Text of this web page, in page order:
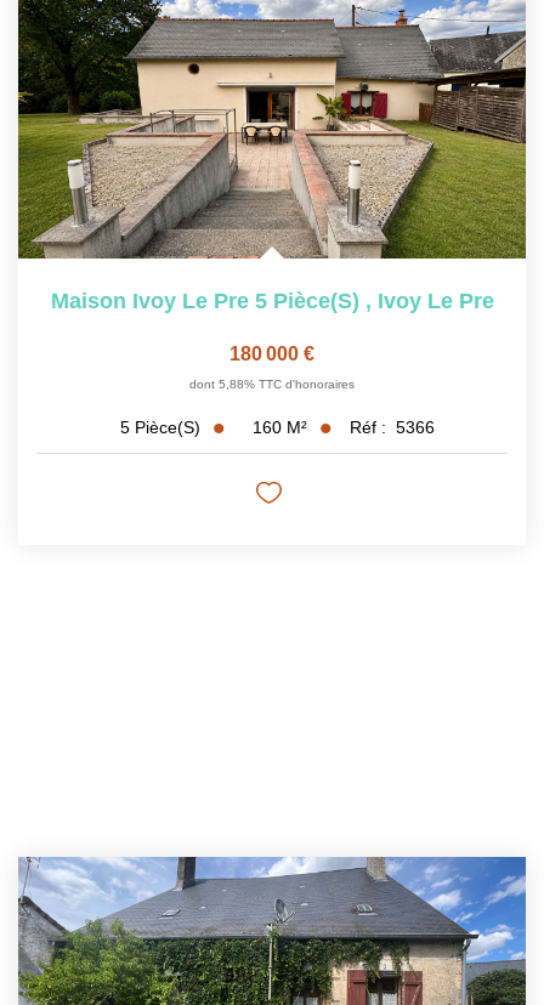
EN
Maison Ivoy Le Pre 5 Pièce(s) , Ivoy Le Pre
180 000 €
dont 5,88% TTC d'honoraires
5 Pièce(s) 160 M² Réf : 5366